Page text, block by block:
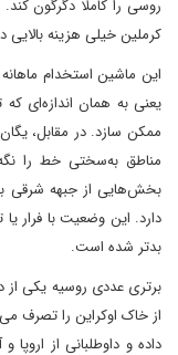
روسی را کاملا دگرگون
کرملین خیلی هزینه بالایی
یعنی به همان اندازه‌ای
ممکن سازد. در مقابل،
مناطق به‌سختی خط را نگه
بخش‌هایی از جبهه شرقی
دارد. این وضعیت با فرار
بدتر شده است.
برتری عددی روسیه یکی از
از خاک اوکراین را تصرف
داده و داوطلبانی از